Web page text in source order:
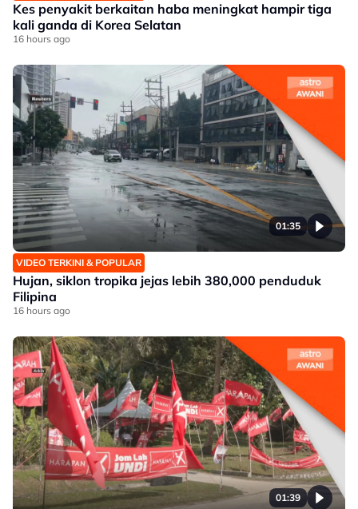
Kes penyakit berkaitan haba meningkat hampir tiga
kali ganda di Korea Selatan
16 hours ago
01:35
VIDEO TERKINI & POPULAR
Hujan, siklon tropika jejas lebih 380,000 penduduk
Filipina
16 hours ago
01:39